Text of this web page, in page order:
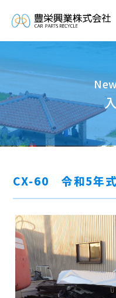
CX-60 令和5年